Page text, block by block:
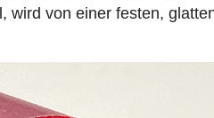
wird von einer festen,